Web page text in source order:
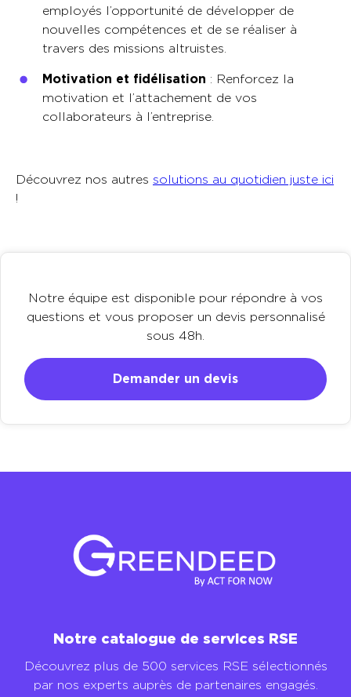
employés l’opportunité de développer de
nouvelles compétences et de se réaliser à
travers des missions altruistes.
Motivation et fidélisation : Renforcez la
motivation et l’attachement de vos
collaborateurs à l’entreprise.
Découvrez nos autres solutions au quotidien juste ici
!
Notre équipe est disponible pour répondre à vos
questions et vous proposer un devis personnalisé
sous 48h.
Demander un devis
Notre catalogue de services RSE
Découvrez plus de 500 services RSE sélectionnés
par nos experts auprès de partenaires engagés.